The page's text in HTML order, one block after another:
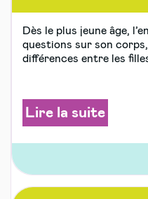
Dès le plus jeune âge,
questions sur son
différences entre les
Lire la suite